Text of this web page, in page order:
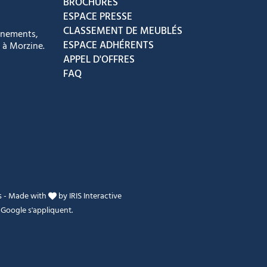
Morzine.
ESPACE PRESSE
CLASSEMENT DE MEUBLÉS
ESPACE ADHÉRENTS
APPEL D'OFFRES
FAQ
- Made with byIRIS Interactive
s'appliquent.